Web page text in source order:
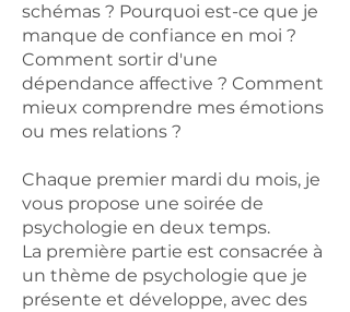
schémas ? Pourquoi est-ce que je
manque de confiance en moi ?
Comment sortir d'une
dépendance affective ? Comment
mieux comprendre mes émotions
ou mes relations ?
Chaque premier mardi du mois, je
vous propose une soirée de
psychologie en deux temps.
La première partie est consacrée à
un thème de psychologie que je
présente et développe, avec des